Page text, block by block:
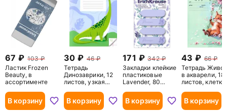
67
103
Ластик Frozen
Beauty, в
ассортименте
В корзину
30
46
Тетрадь
Динозаврики, 12
листов, узкая
ассортименте
В корзину
171
342
Закладки клейкие
пластиковые
Lavender, 80
В корзину
43
66
Тетрадь
в акварели, 18
листов, клетка,
ассортименте
В корзину